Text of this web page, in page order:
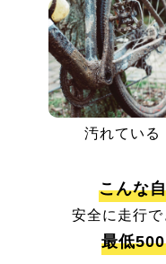
汚れている
こんな
安全に走行
最低